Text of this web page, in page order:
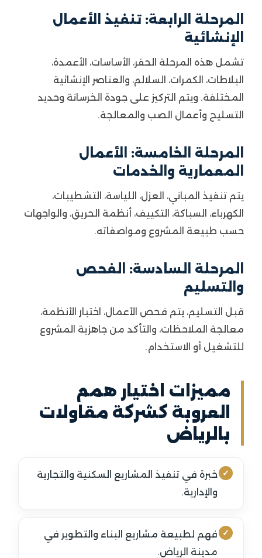
المرحلة الرابعة: تنفيذ الأعمال
الإنشائية
تشمل هذه المرحلة الحفر، الأساسات، الأعمدة،
البلاطات، الكمرات، السلالم، والعناصر الإنشائية
المختلفة. ويتم التركيز على جودة الخرسانة وحديد
التسليح وأعمال الصب والمعالجة.
المرحلة الخامسة: الأعمال
المعمارية والخدمات
يتم تنفيذ المباني، العزل، اللياسة، التشطيبات،
الكهرباء، السباكة، التكييف، أنظمة الحريق، والواجهات
حسب طبيعة المشروع ومواصفاته.
المرحلة السادسة: الفحص
والتسليم
قبل التسليم، يتم فحص الأعمال، اختبار الأنظمة،
معالجة الملاحظات، والتأكد من جاهزية المشروع
للتشغيل أو الاستخدام.
مميزات اختيار همم
العروبة كشركة مقاولات
بالرياض
خبرة في تنفيذ المشاريع السكنية والتجارية
والإدارية.
فهم لطبيعة مشاريع البناء والتطوير في
مدينة الرياض.